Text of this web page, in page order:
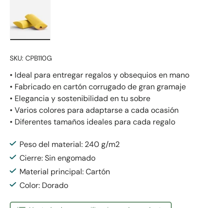
SKU: CPB110G
• Ideal para entregar regalos y obsequios en mano
• Fabricado en cartón corrugado de gran gramaje
• Elegancia y sostenibilidad en tu sobre
• Varios colores para adaptarse a cada ocasión
• Diferentes tamaños ideales para cada regalo
Peso del material: 240 g/m2
Cierre: Sin engomado
Material principal: Cartón
Color: Dorado